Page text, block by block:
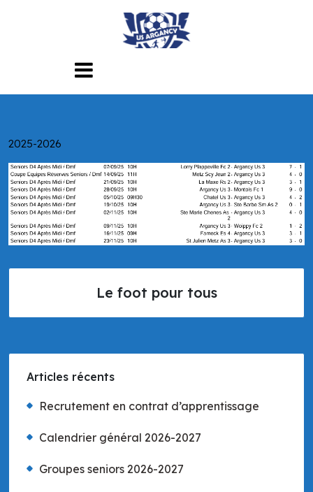
2025-2026
Le foot pour tous
Articles récents
Recrutement en contrat d’apprentissage
Calendrier général 2026-2027
Groupes seniors 2026-2027